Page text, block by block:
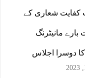
کفایت شعاری کے
بارے مانیٹرنگ
دوسرا اجلاس